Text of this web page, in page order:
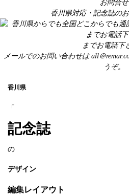
お問合せ
香川県対応・記念誌の
までお電話下
メールでのお問い合わせは all＠
うぞ。
香川県
「
記念誌
の
デザイン
編集レイアウト